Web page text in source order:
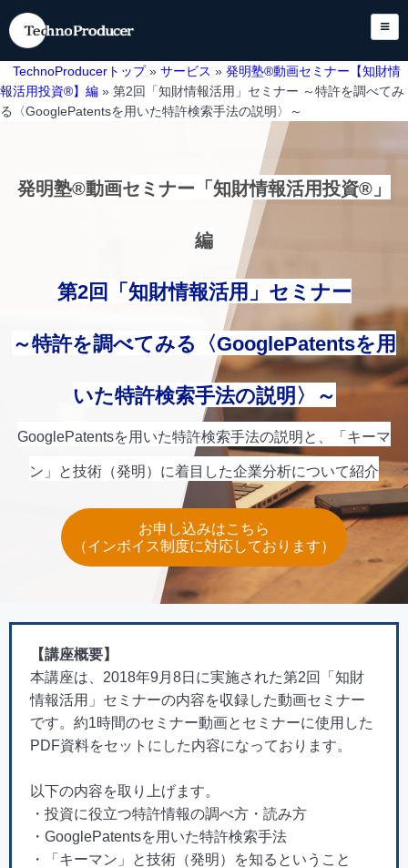
TechnoProducerトップ» サービス » 発明塾®動画セミナー【知財情
報活用投資®】編 » 第2回「知財情報活用」セミナー ～特許を調べてみ
る〈GooglePatentsを用いた特許検索手法の説明〉～
発明塾®動画セミナー 「知財情報活用投資®」
編
第2回「知財情報活用」セミナー
～特許を調べてみる〈GooglePatentsを用
いた特許検索手法の説明〉～
GooglePatentsを用いた特許検索手法の説明と、「キーマ
ン」と技術（発明）に着目した企業分析について紹介
お申し込みはこちら
（インボイス制度に対応しております）
【講座概要】
本講座は、2018年9月8日に実施された第2回「知財
情報活用」セミナーの内容を収録した動画セミナー
です。約1時間のセミナー動画とセミナーに使用した
PDF資料をセットにした内容になっております。
以下の内容を取り上げます。
・投資に役立つ特許情報の調べ方・読み方
・GooglePatentsを用いた特許検索手法
・「キーマン」と技術（発明）を知るということ